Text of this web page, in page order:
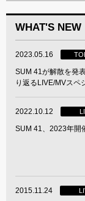
WHAT'S NEW
2023.05.16
SUM 41が解散を発
り返るLIVE/MVスペ
2022.10.12
SUM 41、2023年開
2015.11.24